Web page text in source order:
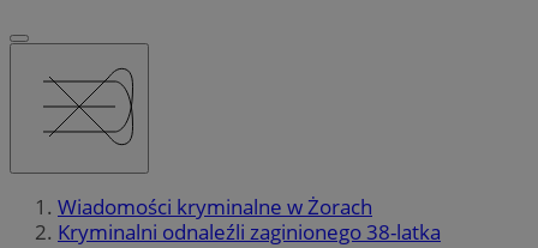
Wiadomości kryminalne w Żorach
Kryminalni odnaleźli zaginionego 38-latka